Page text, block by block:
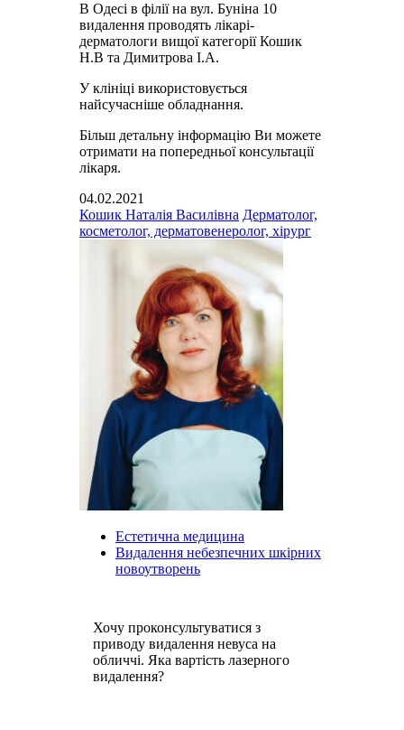
В Одесі в філії на вул. Буніна 10
видалення проводять лікарі-
дерматологи вищої категорії Кошик
Н.В та Димитрова І.А.
У клініці використовується
найсучасніше обладнання.
Більш детальну інформацію Ви можете
отримати на попередньої консультації
лікаря.
04.02.2021
Кошик Наталія Василівна Дерматолог,
косметолог, дерматовенеролог, хірург
Естетична медицина
Видалення небезпечних шкірних
новоутворень
Хочу проконсультуватися з
приводу видалення невуса на
обличчі. Яка вартість лазерного
видалення?